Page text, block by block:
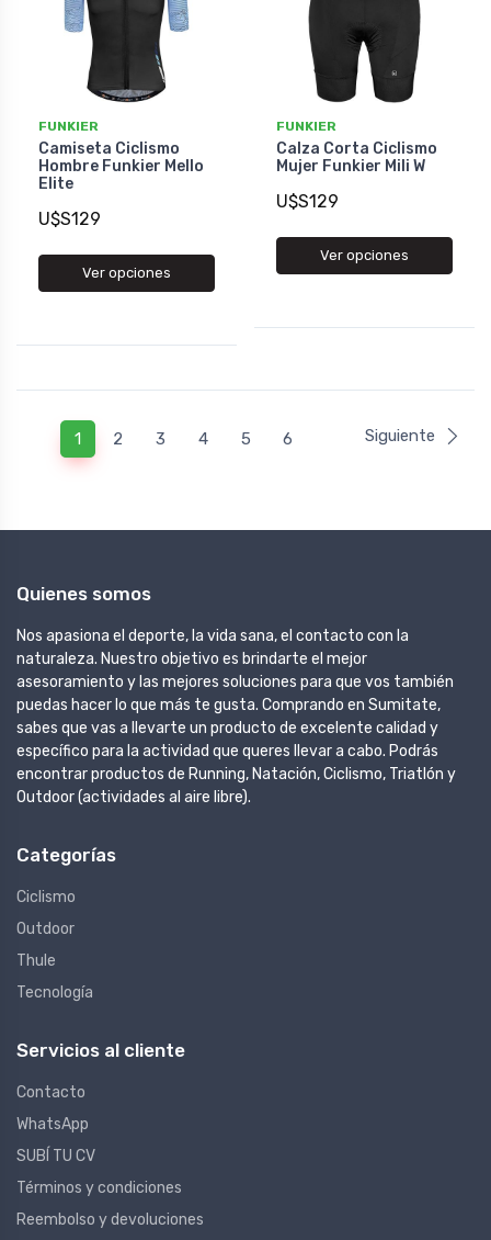
FUNKIER
Camiseta Ciclismo
Hombre Funkier Mello
Elite
U$S129
Ver opciones
FUNKIER
Calza Corta Ciclismo
Mujer Funkier Mili W
U$S129
Ver opciones
1 2 3 4 5 6 Siguiente
Quienes somos
Nos apasiona el deporte, la vida sana, el contacto con la
naturaleza. Nuestro objetivo es brindarte el mejor
asesoramiento y las mejores soluciones para que vos también
puedas hacer lo que más te gusta. Comprando en Sumitate,
sabes que vas a llevarte un producto de excelente calidad y
específico para la actividad que queres llevar a cabo. Podrás
encontrar productos de Running, Natación, Ciclismo, Triatlón y
Outdoor (actividades al aire libre).
Categorías
Ciclismo
Outdoor
Thule
Tecnología
Servicios al cliente
Contacto
WhatsApp
SUBÍ TU CV
Términos y condiciones
Reembolso y devoluciones